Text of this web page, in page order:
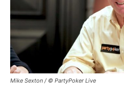
Mike Sexton / © PartyPoker Live